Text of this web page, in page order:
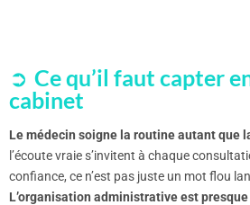
Ce qu’il faut capter
cabinet
Le médecin soigne la routine autant que
l’écoute vraie s’invitent à chaque
confiance, ce n’est pas juste un mot flou
L’organisation administrative est